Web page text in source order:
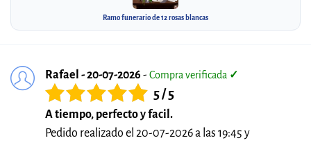
Ramo funerario de 12 rosas blancas
Rafael - 20-07-2026 - Compra verificada ✓
5 / 5
A tiempo, perfecto y facil.
Pedido realizado el 20-07-2026 a las 19:45 y